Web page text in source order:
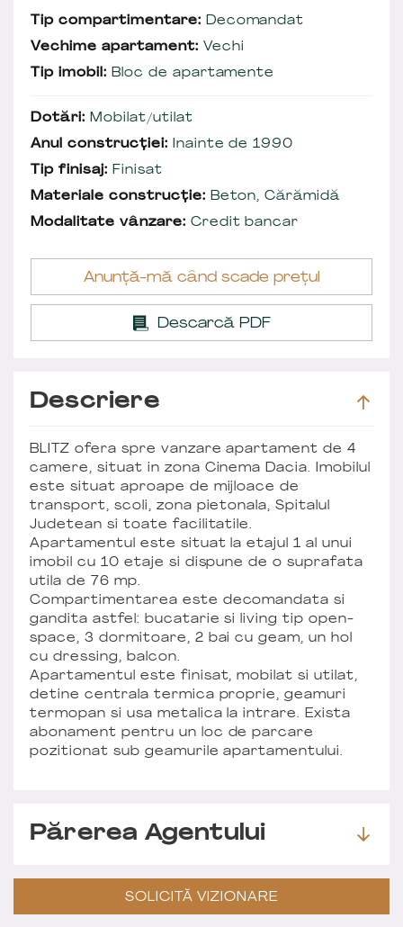
Tip compartimentare: Decomandat
Vechime apartament: Vechi
Tip imobil: Bloc de apartamente
Dotări: Mobilat/utilat
Anul construcției: Inainte de 1990
Tip finisaj: Finisat
Materiale construcție: Beton, Cărămidă
Modalitate vânzare: Credit bancar
Anunță-mă când scade prețul
Descarcă PDF
Descriere
BLITZ ofera spre vanzare apartament de 4
camere, situat in zona Cinema Dacia. Imobilul
este situat aproape de mijloace de
transport, scoli, zona pietonala, Spitalul
Judetean si toate facilitatile.
Apartamentul este situat la etajul 1 al unui
imobil cu 10 etaje si dispune de o suprafata
utila de 76 mp.
Compartimentarea este decomandata si
gandita astfel: bucatarie si living tip open-
space, 3 dormitoare, 2 bai cu geam, un hol
cu dressing, balcon.
Apartamentul este finisat, mobilat si utilat,
detine centrala termica proprie, geamuri
termopan si usa metalica la intrare. Exista
abonament pentru un loc de parcare
pozitionat sub geamurile apartamentului.
Părerea Agentului
SOLICITĂ VIZIONARE